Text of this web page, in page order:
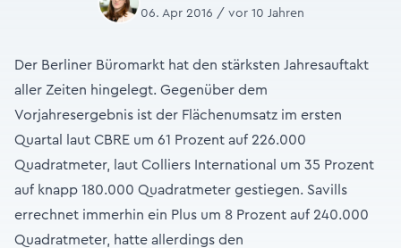
06. Apr 2016 / vor 10 Jahren
Der Berliner Büromarkt hat den stärksten Jahresauftakt
aller Zeiten hingelegt. Gegenüber dem
Vorjahresergebnis ist der Flächenumsatz im ersten
Quartal laut CBRE um 61 Prozent auf 226.000
Quadratmeter, laut Colliers International um 35 Prozent
auf knapp 180.000 Quadratmeter gestiegen. Savills
errechnet immerhin ein Plus um 8 Prozent auf 240.000
Quadratmeter, hatte allerdings den